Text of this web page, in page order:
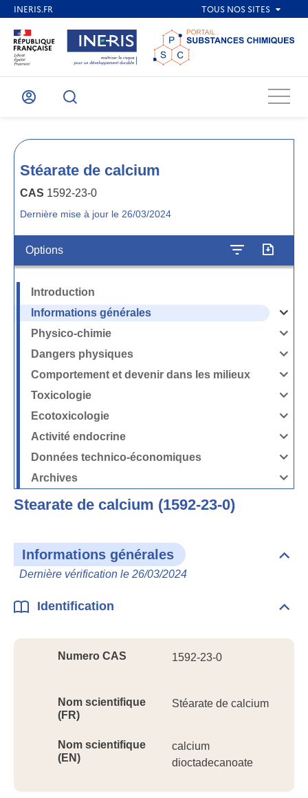
Mon
Recherche
Menu
Stéarate de calcium
CAS 1592-23-0
Dernière mise à jour le 26/03/2024
Options
Introduction
Informations générales
Ouvrir
la
générales
Physico-chimie
Ouvrir
la
chimie
Dangers physiques
Ouvrir
la
Comportement et devenir dans les milieux
Ouvrir
la
et
les
milieux
Toxicologie
Ouvrir
la
Ecotoxicologie
Ouvrir
la
Activité endocrine
Ouvrir
la
endocrine
Données technico-économiques
Ouvrir
la
Données
Archives
Ouvrir
Stearate de calcium (1592-23-0)
Informations générales
Dernière vérification le 26/03/2024
Identification
Numero CAS 1592-23-0
Nom scientifique
(FR)
Stéarate de calcium
Nom scientifique
(EN)
calcium
dioctadecanoate